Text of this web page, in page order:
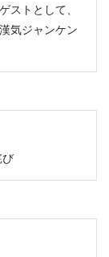
トとして、
気ジャンケン